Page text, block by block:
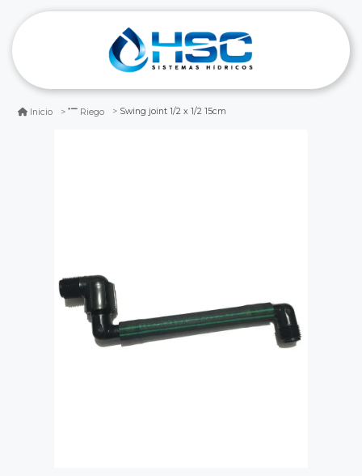
Inicio Riego Swing joint 1/2 x 1/2 15cm